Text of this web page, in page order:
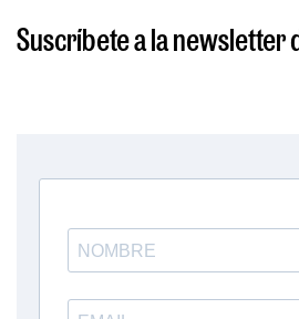
Suscríbete a la newsletter